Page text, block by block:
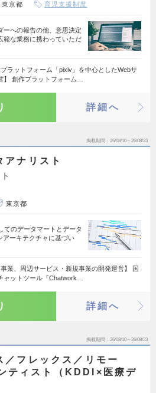
東京都 育児支援制度
ーへの報告の他、意思決定
範な業務に携わっていただ
プラットフォーム「pixiv」を中心としたWebサ
】 創作プラットフォーム…
詳細へ
掲載期間 26/08/10～26/08/23
アナリスト
東京都
てのデータマートとデータ
アーキテクチャに基づい
事業、周辺サービス・新規事業の開発運営】 国
ャットツール『Chatwork…
詳細へ
掲載期間 26/08/10～26/08/23
／フレックス／リモー
ティスト（KDDI×医療デ